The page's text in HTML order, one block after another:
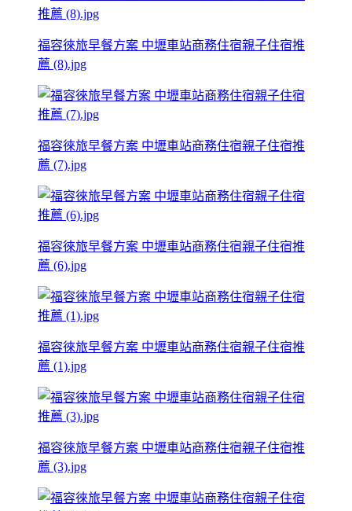
福容徠旅早餐方案 中壢車站商務住宿親子住宿推
薦 (8).jpg
福容徠旅早餐方案 中壢車站商務住宿親子住宿推
薦 (7).jpg
福容徠旅早餐方案 中壢車站商務住宿親子住宿推
薦 (6).jpg
福容徠旅早餐方案 中壢車站商務住宿親子住宿推
薦 (1).jpg
福容徠旅早餐方案 中壢車站商務住宿親子住宿推
薦 (3).jpg